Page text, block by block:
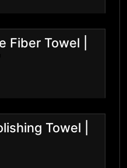
Fiber Towel |
Towel |